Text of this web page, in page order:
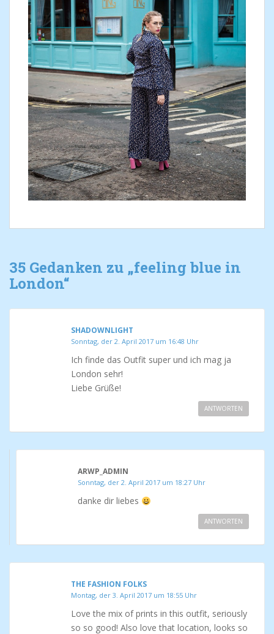
35 Gedanken zu „feeling blue in
London“
SHADOWNLIGHT
Sonntag, der 2. April 2017 um 16:48 Uhr
Ich finde das Outfit super und ich mag ja
London sehr!
Liebe Grüße!
ANTWORTEN
ARWP_ADMIN
Sonntag, der 2. April 2017 um 18:27 Uhr
danke dir liebes
ANTWORTEN
THE FASHION FOLKS
Montag, der 3. April 2017 um 18:55 Uhr
Love the mix of prints in this outfit, seriously
so so good! Also love that location, looks so